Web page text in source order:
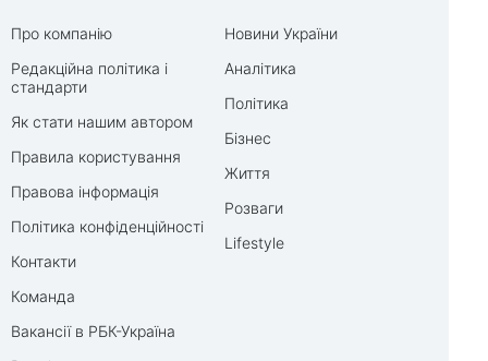
Про компанію
Редакційна політика і
стандарти
Як стати нашим автором
Правила користування
Правова інформація
Політика конфіденційності
Контакти
Команда
Вакансії в РБК-Україна
Новини України
Аналітика
Політика
Бізнес
Життя
Розваги
Lifestyle